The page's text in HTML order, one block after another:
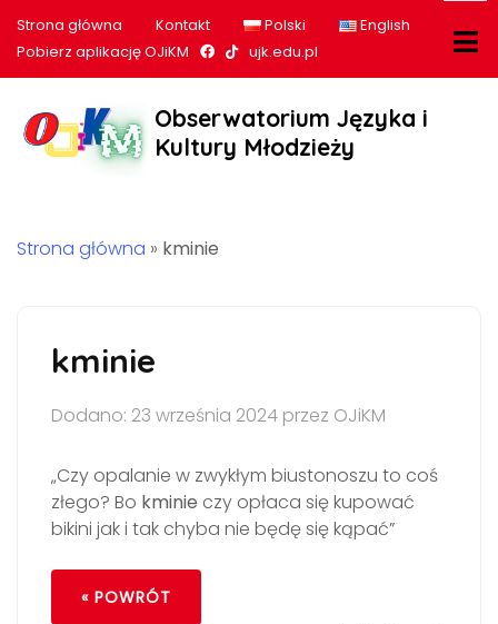
Strona główna Kontakt Polski
English
Pobierz aplikację OJiKM
Nasz profil na Facebook
Nasz profil na tiktok
ujk.edu.pl
Obserwatorium Języka i
Kultury Młodzieży
Strona główna » kminie
kminie
Dodano: 23 września 2024 przez OJiKM
„Czy opalanie w zwykłym biustonoszu to coś
złego? Bo kminie czy opłaca się kupować
bikini jak i tak chyba nie będę się kąpać”
« POWRÓT